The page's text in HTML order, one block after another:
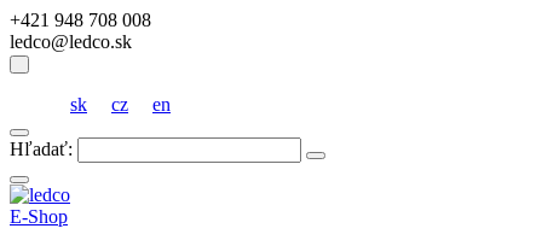
+421 948 708 008
ledco@ledco.sk
sk cz en
Hľadať:
E-Shop